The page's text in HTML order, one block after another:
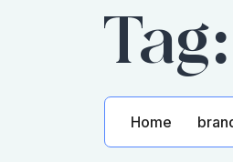
Tag:
Home